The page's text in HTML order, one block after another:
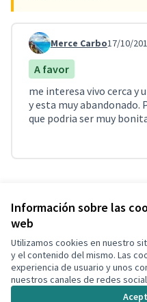
Información sobre las
web
Utilizamos cookies en nuestro
y el contenido del mismo. Las
experiencia de usuario y unos
nuestros canales de redes
Comentario 104
Merce Carbo17/10/
A favor
me interesa vivo cerca y
y esta muy abandonado.
que podria ser muy
Términos y condiciones de uso
Configuración de cookies
Decidim Calafell en X
(Enlace externo)
Decidim Calafell en
Decidim Calafell en
Decidim Calafell
(Enlace externo)